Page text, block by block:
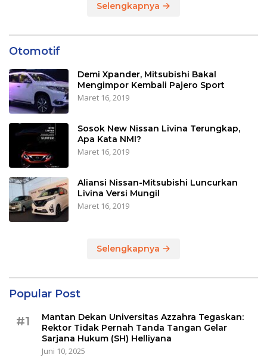
Selengkapnya
Otomotif
Demi Xpander, Mitsubishi Bakal
Mengimpor Kembali Pajero Sport
Maret 16, 2019
Sosok New Nissan Livina Terungkap,
Apa Kata NMI?
Maret 16, 2019
Aliansi Nissan-Mitsubishi Luncurkan
Livina Versi Mungil
Maret 16, 2019
Selengkapnya
Popular Post
#1
Mantan Dekan Universitas Azzahra Tegaskan:
Rektor Tidak Pernah Tanda Tangan Gelar
Sarjana Hukum (SH) Helliyana
Juni 10, 2025